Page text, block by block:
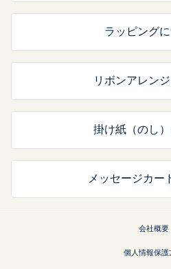
ラッピング
リボンアレン
掛け紙（のし
メッセージカー
会社概要
個人情報保護